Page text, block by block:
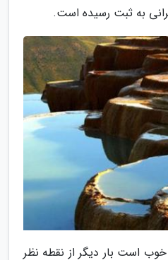
به ثبت رسیده است.
خوب است بار دیگر از نقطه نظر